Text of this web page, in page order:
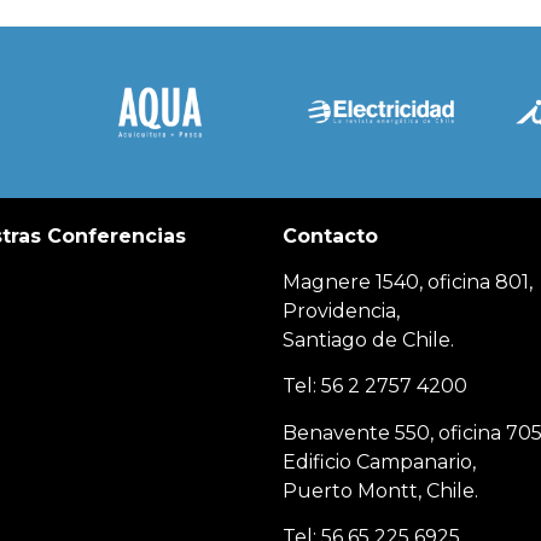
Conferencias Contacto
Magnere 1540, oficina 801,
Providencia,
Santiago de Chile.
Tel: 56 2 2757 4200
Benavente 550, oficina
Edificio Campanario,
Puerto Montt, Chile.